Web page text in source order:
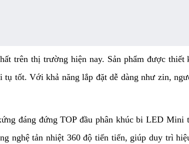
thị trường hiện nay. Sản phẩm được thiết
tốt. Với khả năng lắp đặt dễ dàng như zin,
đáng đứng TOP đầu phân khúc bi LED
nghệ tản nhiệt 360 độ tiến tiến, giúp duy trì